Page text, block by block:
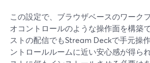
この設定で、ブラウザベースのワーク
オコントロールのような操作面を構築
ストの配信でもStream Deckで手元操
ントロールルームに近い安心感が得ら